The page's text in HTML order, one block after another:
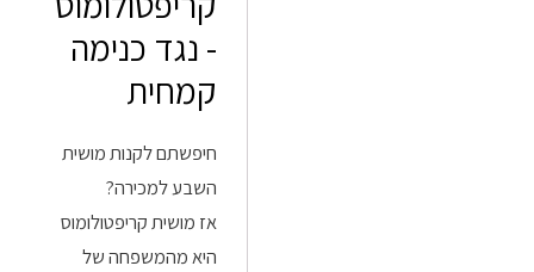
- נגד כנימה
קמחית
חיפשתם לקנות מושית
השבע למכירה?
אז מושית קריפטולומוס
היא מהמשפחה של